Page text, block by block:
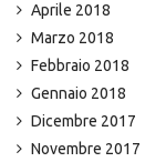
Aprile 2018
Marzo 2018
Febbraio 2018
Gennaio 2018
Dicembre 2017
Novembre 2017